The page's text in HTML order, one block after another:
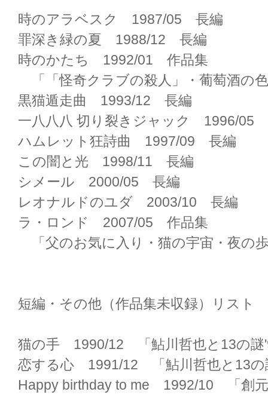
時のアラベスク 1987/05 長編
罪深き緑の夏 1988/12 長編
時のかたち 1992/01 作品集
「「怪奇クラブの殺人」・葡萄酒の
黒猫遁走曲 1993/12 長編
一八八八 切り裂きジャック 1996/05
ハムレット狂詩曲 1997/09 長編
この闇と光 1998/11 長編
シメール 2000/05 長編
レオナルドのユダ 2003/10 長編
ラ・ロンド 2007/05 作品集
「父のお気に入り・猫の宇宙・夜の
短編・その他（作品集未収録）リスト
猫の手 1990/12 「鮎川哲也と13の謎
恋する心 1991/12 「鮎川哲也と13の
Happy birthday to me 1992/10 「創